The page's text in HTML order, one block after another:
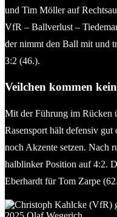
und Tim Möller auf
VfR – Ballverlust –
der nimmt den Ball mit und
3:2 (46.).
Veilchen kommen
Mit der Führung im Rücken
Rasensport hält defensiv
noch Akzente setzen. Nach
halblinker Position auf 4:2.
Eberhardt für Tom Zarpe